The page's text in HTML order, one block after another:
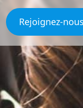
Rejoignez-